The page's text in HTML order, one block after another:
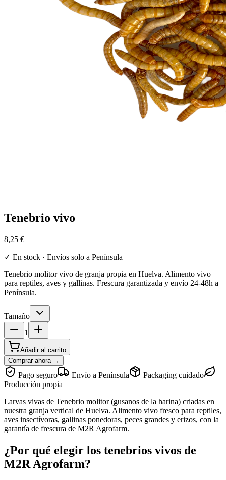
Tenebrio vivo
8,25 €
✓ En stock · Envíos solo a Península
Tenebrio molitor vivo de granja propia en Huelva. Alimento vivo
para reptiles, aves y gallinas. Frescura garantizada y envío 24-48h a
Península.
Tamaño
1
Añadir al carrito
Comprar ahora →
Pago seguro Envío a Península
Packaging cuidado
Producción propia
Larvas vivas de Tenebrio molitor (gusanos de la harina) criadas en
nuestra granja vertical de Huelva. Alimento vivo fresco para reptiles,
aves insectívoras, gallinas ponedoras, peces grandes y erizos, con la
garantía de frescura de M2R Agrofarm.
¿Por qué elegir los tenebrios vivos de
M2R Agrofarm?